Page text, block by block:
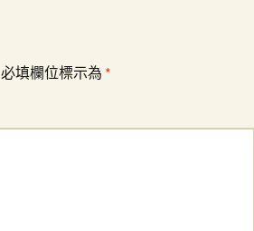
必填欄位標示為 *